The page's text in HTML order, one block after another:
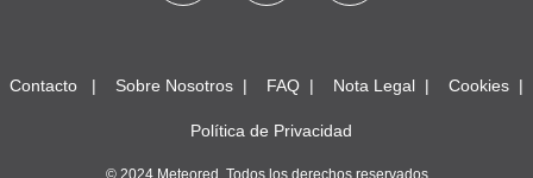
Contacto Sobre Nosotros FAQ Nota Legal Cookies
Política de Privacidad
© 2024 Meteored. Todos los derechos reservados